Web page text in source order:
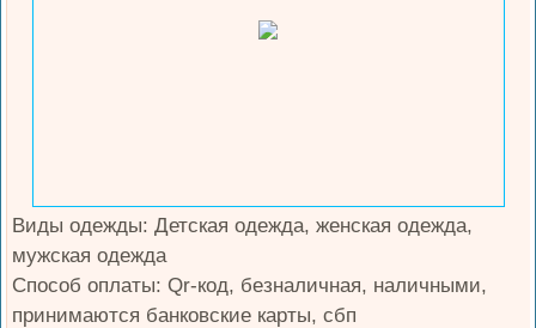
Виды одежды: Детская одежда, женская одежда,
мужская одежда
Способ оплаты: Qr-код, безналичная, наличными,
принимаются банковские карты, сбп